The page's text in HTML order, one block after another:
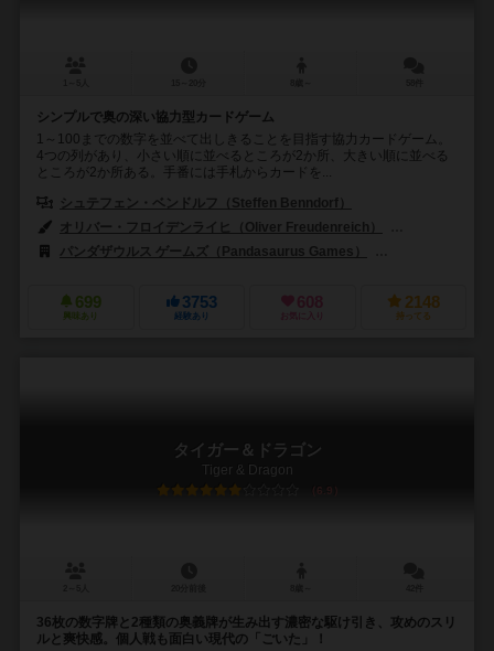
シンプルで奥の深い協力型カードゲーム
1～100までの数字を並べて出しきることを目指す協力カードゲーム。
4つの列があり、小さい順に並べるところが2か所、大きい順に並べる
ところが2か所ある。手番には手札からカードを...
シュテフェン・ベンドルフ（Steffen Benndorf）
オリバー・フロイデンライヒ（Oliver Freudenreich）
パンダザウルス ゲームズ（Pandasaurus Games）
699
興味あり
3753
経験あり
608
お気に入り
2148
持ってる
タイガー＆ドラゴン
Tiger & Dragon
6.9
36枚の数字牌と2種類の奥義牌が生み出す濃密な駆け引き、攻めのスリ
ルと爽快感。個人戦も面白い現代の「ごいた」！